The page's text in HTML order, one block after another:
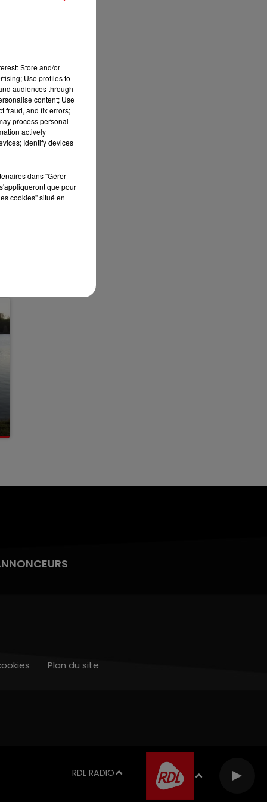
RDL RADIO
Plan du site
Store and/or
Use profiles to
audiences through
content; Use
fraud, and fix errors;
process personal
actively
Identify devices
dans "Gérer
que pour
cookies" situé en